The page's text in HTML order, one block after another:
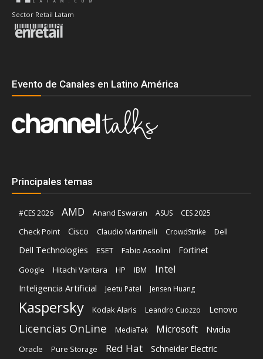
Sector Retail Latam
Evento de Canales en Latino América
Principales temas
#CES 2026 AMD Anand Eswaran ASUS
CES 2025
Check Point
Cisco Claudio Martinelli CrowdStrike Dell
Dell Technologies ESET Fabio Assolini Fortinet
Google Hitachi Vantara HP IBM Intel
Inteligencia Artificial Jeetu Patel Jensen Huang
Kaspersky Kodak Alaris Leandro Cuozzo Lenovo
Licencias OnLine MediaTek Microsoft Nvidia
Oracle Pure Storage Red Hat Schneider Electric